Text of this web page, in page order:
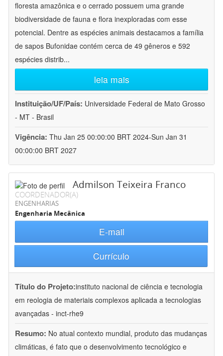
floresta amazônica e o cerrado possuem uma grande
biodiversidade de fauna e flora inexploradas com esse
potencial. Dentre as espécies animais destacamos a família
de sapos Bufonidae contém cerca de 49 gêneros e 592
espécies distrib...
leia mais
Instituição/UF/País: Universidade Federal de Mato Grosso
- MT - Brasil
Vigência: Thu Jan 25 00:00:00 BRT 2024-Sun Jan 31
00:00:00 BRT 2027
Admilson Teixeira Franco
COORDENADOR(A)
ENGENHARIAS
Engenharia Mecânica
E-mail
Currículo
Título do Projeto:instituto nacional de ciência e tecnologia
em reologia de materiais complexos aplicada a tecnologias
avançadas - inct-rhe9
Resumo: No atual contexto mundial, produto das mudanças
climáticas, é fato que o desenvolvimento tecnológico e